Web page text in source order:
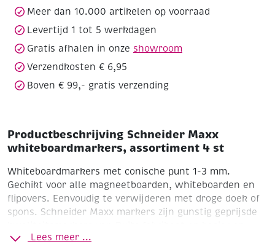
aantal
Meer dan 10.000 artikelen op voorraad
Levertijd 1 tot 5 werkdagen
Gratis afhalen in onze showroom
Verzendkosten € 6,95
Boven € 99,- gratis verzending
Productbeschrijving Schneider Maxx
whiteboardmarkers, assortiment 4 st
Whiteboardmarkers met conische punt 1-3 mm.
Gechikt voor alle magneetboarden, whiteboarden en
flipovers. Eenvoudig te verwijderen met droge doek of
spons. Schneider Maxx markers zijn gunstig geprijsde
vrijwel reukloze, sneldrogende, “cap-off” inkt. De cap-
Lees meer ...